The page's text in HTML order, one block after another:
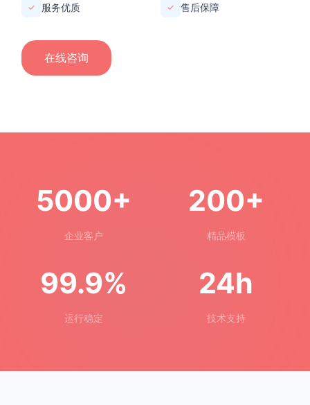
✓ 服务优质 ✓ 售后保障
在线咨询
5000+
企业客户
200+
精品模板
99.9%
运行稳定
24h
技术支持